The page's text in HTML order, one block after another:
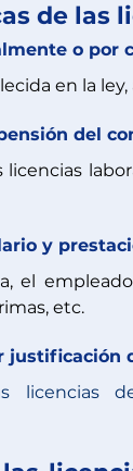
de las
o por
en la
del
licencias
y
el
etc.
justificación
licencias